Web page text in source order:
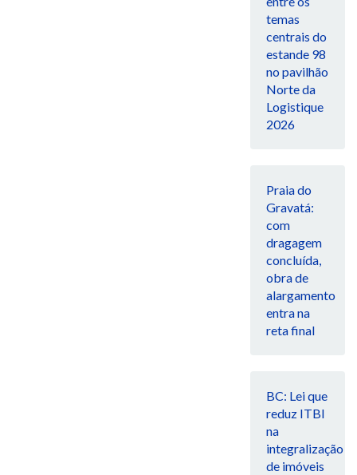
temas
centrais do
estande 98
no pavilhão
Norte da
Logistique
2026
Praia do
Gravatá:
com
dragagem
concluída,
obra de
alargamento
entra na
reta final
BC: Lei que
reduz ITBI
na
integralização
de imóveis